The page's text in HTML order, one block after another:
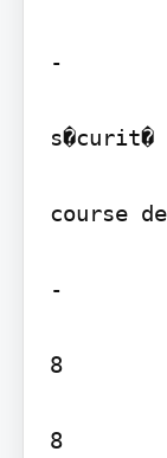
-
s�curit�
course
-
8
8